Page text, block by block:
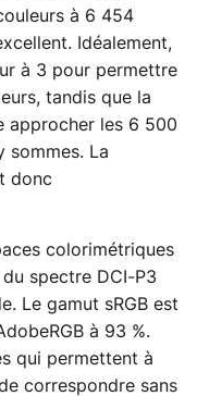
à 6 454
Idéalement,
à 3 pour permettre
tandis que la
approcher les 6 500
sommes. La
donc
colorimétriques
spectre DCI-P3
Le gamut sRGB est
à 93 %.
qui permettent à
correspondre sans